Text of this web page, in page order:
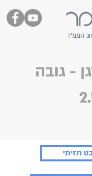
הממ"ד
- גובה
חזיתי